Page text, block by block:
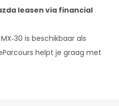
leasen via financial
is beschikbaar als
helpt je graag met